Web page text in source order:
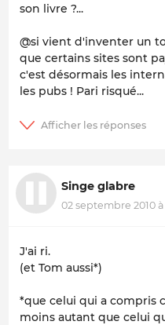
son livre ?...
@si vient d'inventer un
que certains sites sont
c'est désormais les
les pubs ! Pari risqué...
Singe glabre
02 septembre 2010 à
J'ai ri.
(et Tom aussi*)
*que celui qui a compris
moins autant que celui